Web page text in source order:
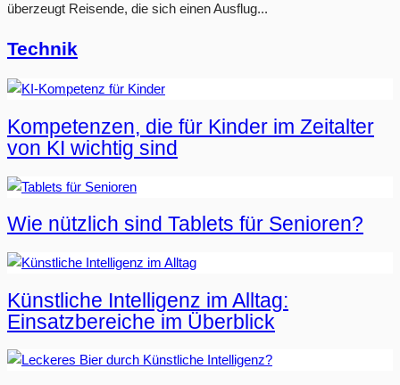
überzeugt Reisende, die sich einen Ausflug...
Technik
Kompetenzen, die für Kinder im Zeitalter
von KI wichtig sind
Wie nützlich sind Tablets für Senioren?
Künstliche Intelligenz im Alltag:
Einsatzbereiche im Überblick